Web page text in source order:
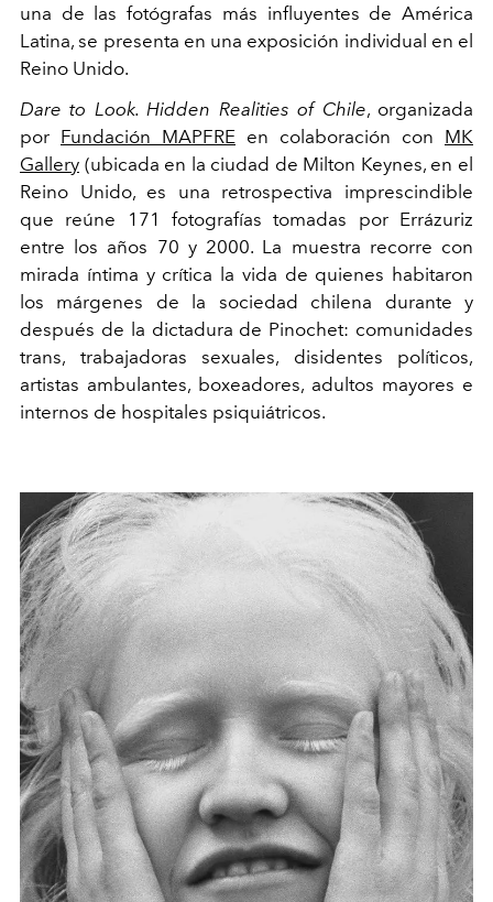
una de las fotógrafas más influyentes de América
Latina, se presenta en una exposición individual en el
Reino Unido.
Dare to Look. Hidden Realities of Chile, organizada
por Fundación MAPFRE en colaboración con MK
Gallery (ubicada en la ciudad de Milton Keynes, en el
Reino Unido, es una retrospectiva imprescindible
que reúne 171 fotografías tomadas por Errázuriz
entre los años 70 y 2000. La muestra recorre con
mirada íntima y crítica la vida de quienes habitaron
los márgenes de la sociedad chilena durante y
después de la dictadura de Pinochet: comunidades
trans, trabajadoras sexuales, disidentes políticos,
artistas ambulantes, boxeadores, adultos mayores e
internos de hospitales psiquiátricos.